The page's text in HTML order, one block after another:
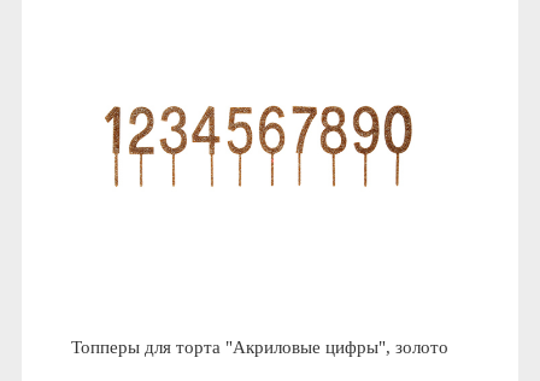
Топперы для торта "Акриловые цифры", золото